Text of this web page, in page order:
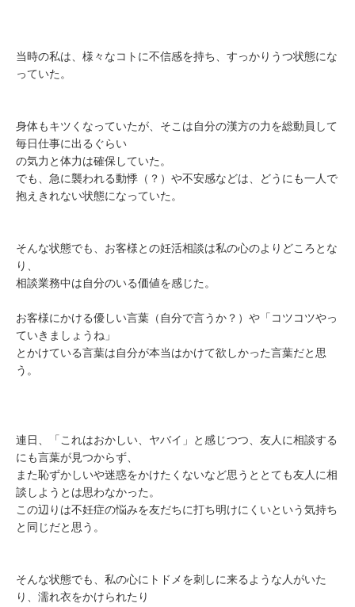
当時の私は、様々なコトに不信感を持ち、すっかりうつ状態にな
っていた。
身体もキツくなっていたが、そこは自分の漢方の力を総動員して
毎日仕事に出るぐらい
の気力と体力は確保していた。
でも、急に襲われる動悸（？）や不安感などは、どうにも一人で
抱えきれない状態になっていた。
そんな状態でも、お客様との妊活相談は私の心のよりどころとな
り、
相談業務中は自分のいる価値を感じた。
お客様にかける優しい言葉（自分で言うか？）や「コツコツやっ
ていきましょうね」
とかけている言葉は自分が本当はかけて欲しかった言葉だと思
う。
連日、「これはおかしい、ヤバイ」と感じつつ、友人に相談する
にも言葉が見つからず、
また恥ずかしいや迷惑をかけたくないなど思うととても友人に相
談しようとは思わなかった。
この辺りは不妊症の悩みを友だちに打ち明けにくいという気持ち
と同じだと思う。
そんな状態でも、私の心にトドメを刺しに来るような人がいた
り、濡れ衣をかけられたり